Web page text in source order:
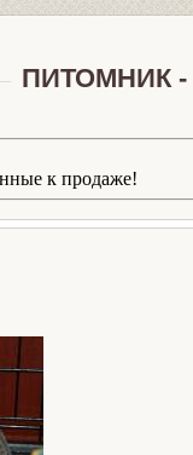
ПИТОМНИК -
к продаже!